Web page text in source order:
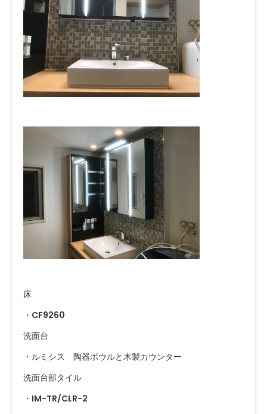
床
・CF9260
洗面台
・ルミシス 陶器ボウルと木製カウンター
洗面台部タイル
・IM-TR/CLR-2